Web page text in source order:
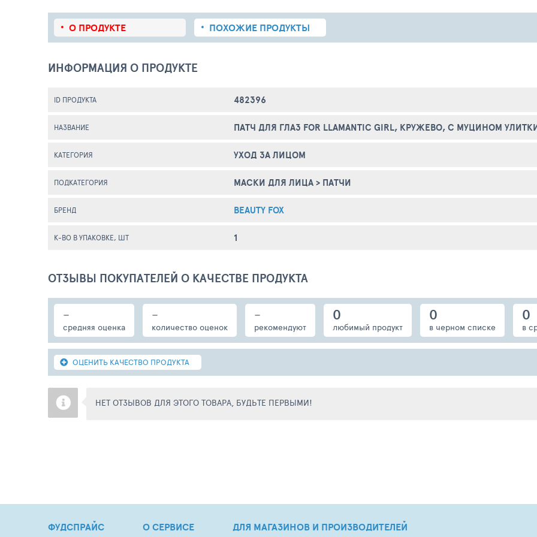
О ПРОДУКТЕ ПОХОЖИЕ ПРОДУКТЫ
ИНФОРМАЦИЯ О ПРОДУКТЕ
ID ПРОДУКТА 482396
НАЗВАНИЕ ПАТЧ ДЛЯ ГЛАЗ FOR LLAMANTIC GIRL, КРУЖЕВО, С МУЦИНОМ
КАТЕГОРИЯ УХОД ЗА ЛИЦОМ
ПОДКАТЕГОРИЯ МАСКИ ДЛЯ ЛИЦА> ПАТЧИ
БРЕНД BEAUTY FOX
К-ВО В УПАКОВКЕ, ШТ 1
ОТЗЫВЫ ПОКУПАТЕЛЕЙ О КАЧЕСТВЕ ПРОДУКТА
-
средняя оценка
-
количество оценок
-
рекомендуют
0
любимый продукт
0
в черном списке
0
в
ОЦЕНИТЬ КАЧЕСТВО ПРОДУКТА
НЕТ ОТЗЫВОВ ДЛЯ ЭТОГО ТОВАРА, БУДЬТЕ ПЕРВЫМИ!
ФУДСПРАЙС О СЕРВИСЕ ДЛЯ МАГАЗИНОВ И ПРОИЗВОДИТЕЛЕЙ